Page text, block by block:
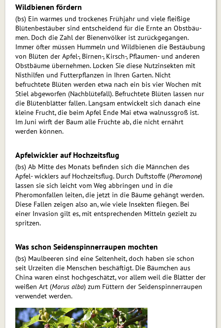
Wildbienen fördern
(bs) Ein warmes und trockenes Frühjahr und viele fleißige
Blütenbestäuber sind entscheidend für die Ernte an Obst­bäu­
men. Doch die Zahl der Bienenvölker ist zu­rück­ge­gan­gen.
Immer öfter müssen Hummeln und Wildbienen die Bestäubung
von Blüten der Apfel-, Birnen-, Kirsch-, Pflau­men- und anderen
Obstbäume übernehmen. Locken Sie diese Nutzinsekten mit
Nisthilfen und Futterpflanzen in Ihren Garten. Nicht
befruchtete Blüten werden etwa nach ein bis vier Wochen mit
Stiel abgeworfen (Nachblütefall). Befruchtete Blüten lassen nur
die Blütenblätter fallen. Langsam entwickelt sich danach eine
kleine Frucht, die beim Apfel Ende Mai etwa walnussgroß ist.
Im Juni wirft der Baum alle Früchte ab, die nicht ernährt
werden kön­nen.
Apfelwickler auf Hochzeitsflug
(bs) Ab Mitte des Monats befinden sich die Männchen des
Apfel- wicklers auf Hochzeitsflug. Durch Duftstoffe (Pheromone)
lassen sie sich leicht vom Weg abbringen und in die
Pheromonfallen leiten, die jetzt in die Bäume gehängt werden.
Diese Fallen zeigen also an, wie viele Insekten fliegen. Bei
einer Invasion gilt es, mit entsprechenden Mitteln gezielt zu
spritzen.
Was schon Seidenspinnerraupen mochten
(bs) Maulbeeren sind eine Seltenheit, doch haben sie schon
seit Urzeiten die Menschen be­schäf­tigt. Die Bäumchen aus
China waren einst hochgeschätzt, vor allem weil die Blätter der
weißen Art (Morus alba) zum Füttern der Seidenspinnerraupen
verwendet werden.